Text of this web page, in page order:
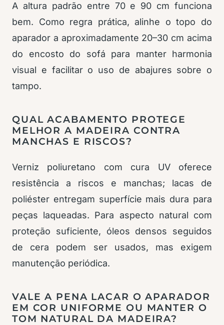
A altura padrão entre 70 e 90 cm funciona
bem. Como regra prática, alinhe o topo do
aparador a aproximadamente 20–30 cm acima
do encosto do sofá para manter harmonia
visual e facilitar o uso de abajures sobre o
tampo.
QUAL ACABAMENTO PROTEGE
MELHOR A MADEIRA CONTRA
MANCHAS E RISCOS?
Verniz poliuretano com cura UV oferece
resistência a riscos e manchas; lacas de
poliéster entregam superfície mais dura para
peças laqueadas. Para aspecto natural com
proteção suficiente, óleos densos seguidos
de cera podem ser usados, mas exigem
manutenção periódica.
VALE A PENA LACAR O APARADOR
EM COR UNIFORME OU MANTER O
TOM NATURAL DA MADEIRA?